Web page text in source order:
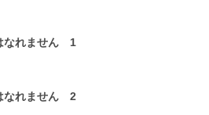
なれません 1
なれません 2